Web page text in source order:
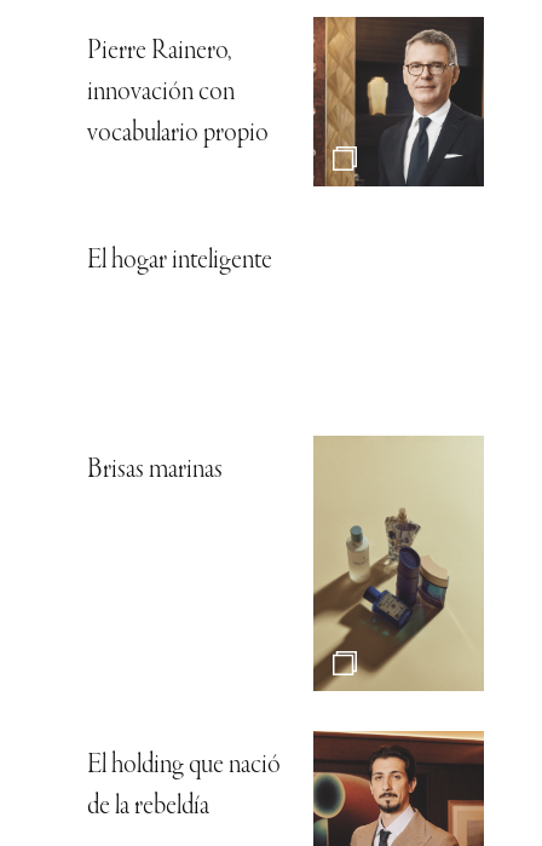
Pierre Rainero,
innovación con
vocabulario propio
El hogar inteligente
Brisas marinas
El holding que nació
de la rebeldía